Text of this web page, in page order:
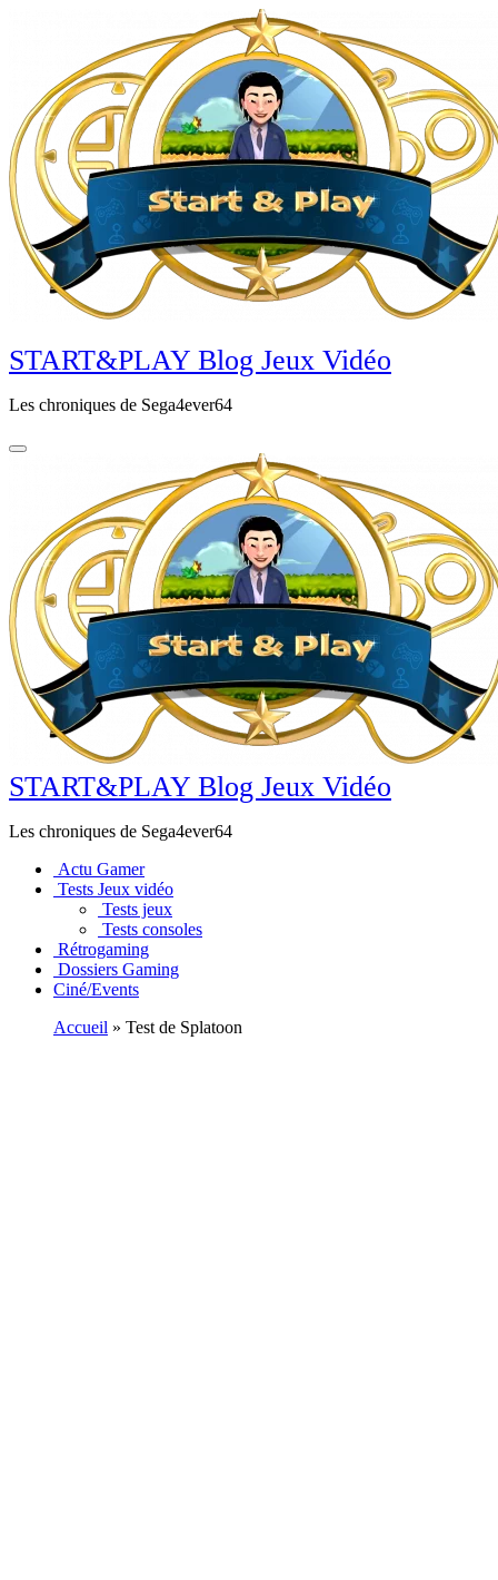
principal
START&PLAY Blog Jeux Vidéo
Les chroniques de Sega4ever64
START&PLAY Blog Jeux Vidéo
Les chroniques de Sega4ever64
Actu Gamer
Tests Jeux vidéo
Tests jeux
Tests consoles
Rétrogaming
Dossiers Gaming
Ciné/Events
Accueil » Test de Splatoon